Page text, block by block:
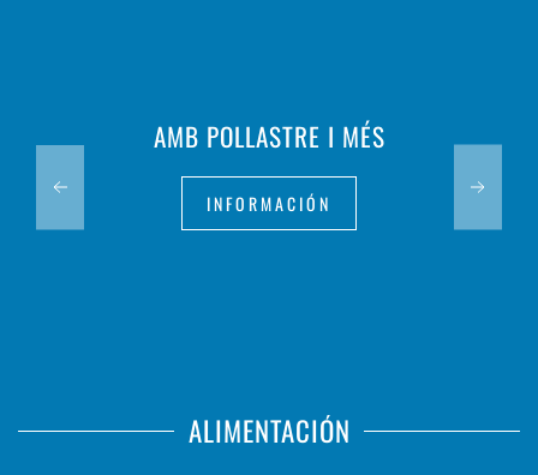
AMB POLLASTRE I MÉS
INFORMACIÓN
ALIMENTACIÓN